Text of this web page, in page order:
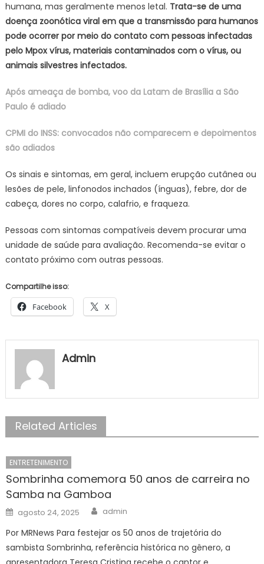
humana, mas geralmente menos letal. Trata-se de uma
doença zoonótica viral em que a transmissão para humanos
pode ocorrer por meio do contato com pessoas infectadas
pelo Mpox vírus, materiais contaminados com o vírus, ou
animais silvestres infectados.
Após ameaça de bomba, voo da Latam de Brasília a São
Paulo é adiado
CPMI do INSS: convocados não comparecem e depoimentos
são adiados
Os sinais e sintomas, em geral, incluem erupção cutânea ou
lesões de pele, linfonodos inchados (ínguas), febre, dor de
cabeça, dores no corpo, calafrio, e fraqueza.
Pessoas com sintomas compatíveis devem procurar uma
unidade de saúde para avaliação. Recomenda-se evitar o
contato próximo com outras pessoas.
Compartilhe isso:
Facebook X
Admin
Related Articles
ENTRETENIMENTO
Sombrinha comemora 50 anos de carreira no
Samba na Gamboa
Posted
on
agosto 24, 2025 Author
admin
Por MRNews Para festejar os 50 anos de trajetória do
sambista Sombrinha, referência histórica no gênero, a